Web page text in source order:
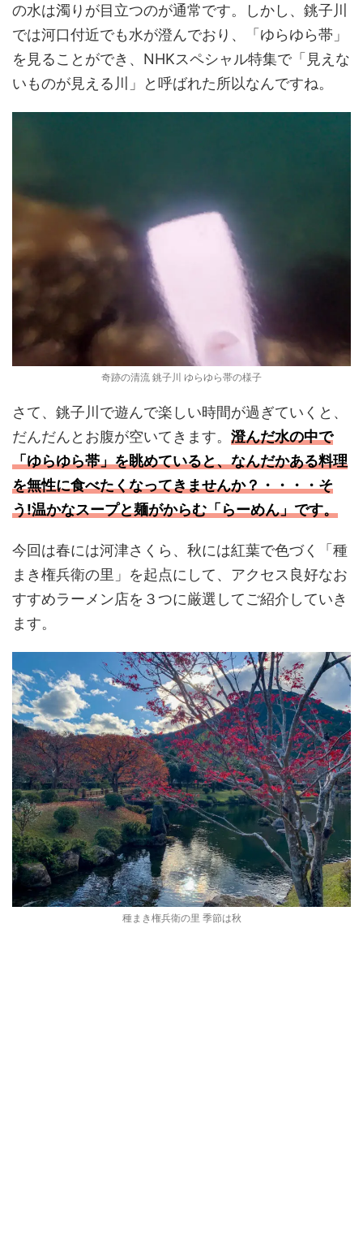
の水は濁りが目立つのが通常です。しかし、銚子川
では河口付近でも水が澄んでおり、「ゆらゆら帯」
を見ることができ、NHKスペシャル特集で「見えな
いものが見える川」と呼ばれた所以なんですね。
奇跡の清流 銚子川 ゆらゆら帯の様子
さて、銚子川で遊んで楽しい時間が過ぎていくと、
だんだんとお腹が空いてきます。 澄んだ水の中で
「ゆらゆら帯」を眺めていると、なんだかある料理
を無性に食べたくなってきませんか？・・・・そ
う!温かなスープと麺がからむ「らーめん」です。
今回は春には河津さくら、秋には紅葉で色づく「種
まき権兵衛の里」を起点にして、アクセス良好なお
すすめラーメン店を３つに厳選してご紹介していき
ます。
種まき権兵衛の里 季節は秋